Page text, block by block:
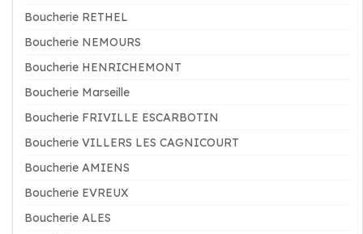
Boucherie RETHEL
Boucherie NEMOURS
Boucherie HENRICHEMONT
Boucherie Marseille
Boucherie FRIVILLE ESCARBOTIN
Boucherie VILLERS LES CAGNICOURT
Boucherie AMIENS
Boucherie EVREUX
Boucherie ALES